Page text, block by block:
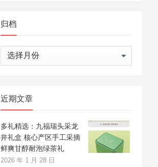
归档
归
档
近期文章
多礼精选：九福瑞头采龙
井礼盒 核心产区手工采摘
鲜爽甘醇耐泡绿茶礼
2026 年 1 月 28 日